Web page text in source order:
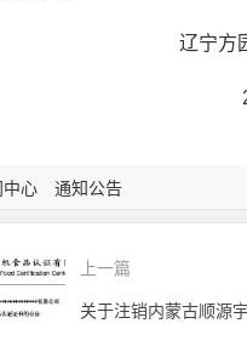
宁方园有机食
年6
中心 通知公告
上一篇